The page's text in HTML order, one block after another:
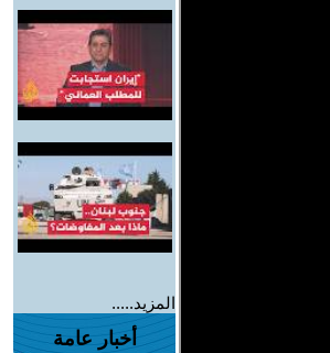
المزيد.....
أخبار عامة